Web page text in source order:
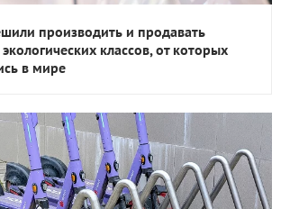
производить и продавать
классов, от которых
в мире